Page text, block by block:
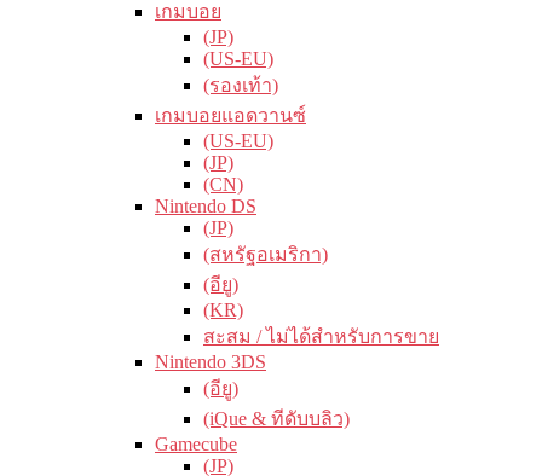
เกมบอย
(JP)
(US-EU)
(รองเท้า)
เกมบอยแอดวานซ์
(US-EU)
(JP)
(CN)
Nintendo DS
(JP)
(สหรัฐอเมริกา)
(อียู)
(KR)
สะสม / ไม่ได้สำหรับการขาย
Nintendo 3DS
(อียู)
(iQue & ทีดับบลิว)
Gamecube
(JP)